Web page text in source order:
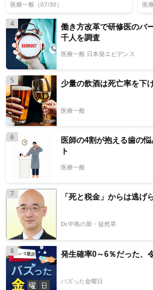
医療一般 （07/30） 医
4
働き方改革で研修医のバ
千人を調査
医療一般 日本発エビデンス
5 少量の飲酒は死亡率を下
医療一般
6
医師の4割が抱える歯の
ト
医療一般
7 「死と税金」からは逃げ
Dr.中島の新・徒然草
8 発生確率0～6％だった、
バズった金曜日